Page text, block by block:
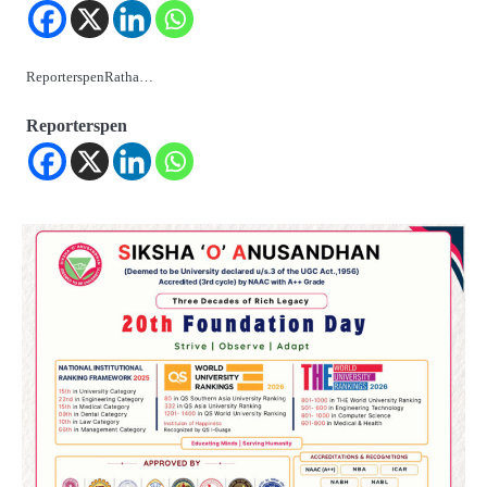
ReporterspenRatha…
Reporterspen
‘ଭବିଷ୍ୟତ ପିଢିର ଆକାଂକ୍ଷାକୁ ପୂରଣ କରିବା
ଲାଗି ଶିକ୍ଷା ବ୍ୟବସ୍ଥାରେ ପରିବର୍ତ୍ତନ ଜରୁରୀ’
Reporters Pen
୨୨ଜଣ ବୁଣାକାରଙ୍କୁ ସନ୍ଥ କବୀର ହସ୍ତତନ୍ତ
ପୁରସ୍କାର ଏବଂ ଜାତୀୟ ହସ୍ତତନ୍ତ ପୁରସ୍କାର